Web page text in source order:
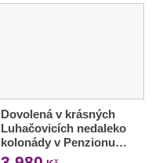
Dovolená v krásných
Luhačovicích nedaleko
kolonády v Penzionu…